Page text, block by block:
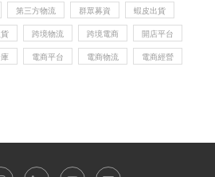
第三方物流 群眾募資 蝦皮出貨
跨境物流 跨境電商 開店平台
電商平台 電商物流 電商經營